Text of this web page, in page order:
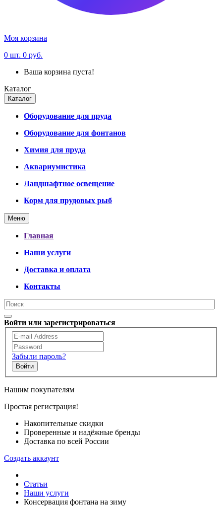
Моя корзина
0 шт. 0 руб.
Ваша корзина пуста!
Каталог
Каталог
Оборудование для пруда
Оборудование для фонтанов
Химия для пруда
Аквариумистика
Ландшафтное освещение
Корм для прудовых рыб
Меню
Главная
Наши услуги
Доставка и оплата
Контакты
Войти или зарегистрироваться
Забыли пароль?
Войти
Нашим покупателям
Простая регистрация!
Накопительные скидки
Проверенные и надёжные бренды
Доставка по всей России
Создать аккаунт
Статьи
Наши услуги
Консервация фонтана на зиму